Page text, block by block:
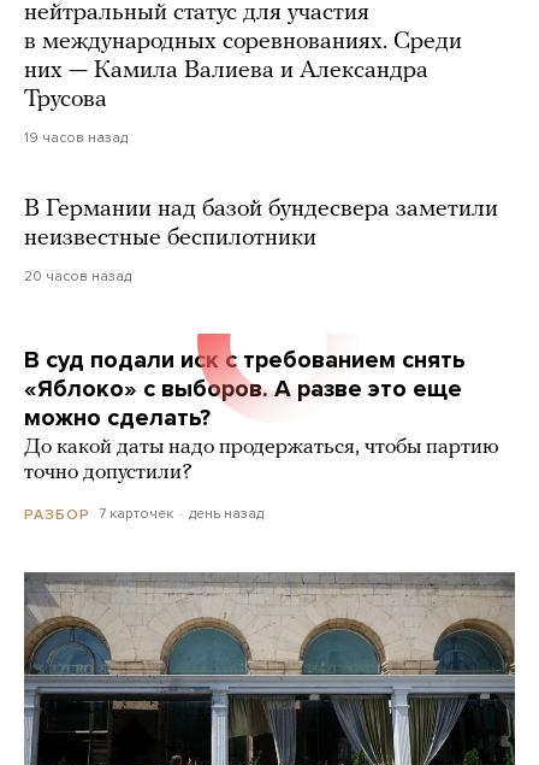
нейтральный статус для участия
в международных соревнованиях. Среди
них — Камила Валиева и Александра
Трусова
19 часов назад
В Германии над базой бундесвера заметили
неизвестные беспилотники
20 часов назад
В суд подали иск с требованием снять
«Яблоко» с выборов. А разве это еще
можно сделать?
До какой даты надо продержаться, чтобы партию
точно допустили?
РАЗБОР 7 карточек день назад